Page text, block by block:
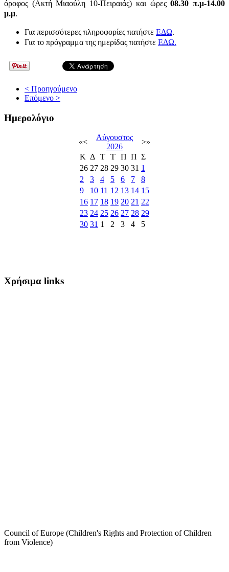
όροφος (Ακτή Μιαούλη 10-Πειραιάς) και ώρες08.30 π.μ-14.00
μ.μ.
Για περισσότερες πληροφορίες πατήστε ΕΔΩ.
Για το πρόγραμμα της ημερίδας πατήστε ΕΔΩ.
< Προηγούμενο
Επόμενο >
Ημερολόγιο
«<
Αύγουστος
2026
>»
Κ Δ Τ Τ Π Π Σ
26 27 28 29 30 31 1
2
3 4 5 6 7
8
9
10 11 12 13 14 15
16 17 18 19 20 21 22
23 24 25 26 27 28 29
30 31 1 2 3 4 5
Χρήσιμα links
Council of Europe (Children's Rights and Protection of Children
from Violence)